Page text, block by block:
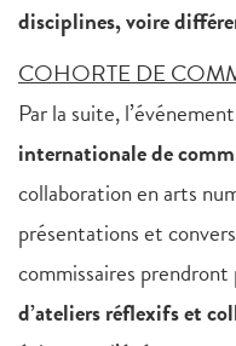
disciplines, voire
COHORTE DE
Par la suite,
internationale de
collaboration en arts
présentations et
commissaires prendront
d’ateliers réflexifs et